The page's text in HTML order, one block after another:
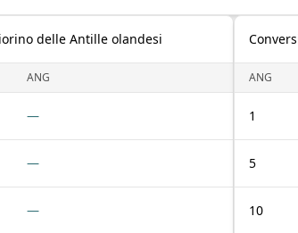
delle Antille olandesi
ANG
—
—
—
ANG
1
5
10